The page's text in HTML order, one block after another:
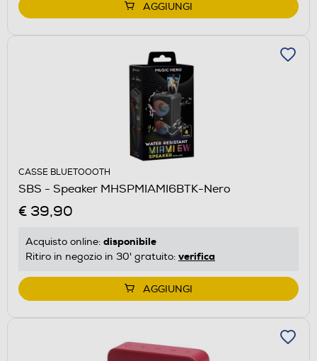
AGGIUNGI
CASSE BLUETOOOTH
SBS - Speaker MHSPMIAMI6BTK-Nero
€ 39,90
Acquisto online: disponibile
Ritiro in negozio in 30' gratuito: verifica
AGGIUNGI